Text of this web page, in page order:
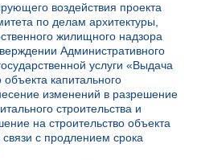
воздействия проекта
по делам архитектуры,
жилищного надзора
Административного
услуги «Выдача
капитального
изменений в разрешение
строительства и
на строительство объекта
связи с продлением срока